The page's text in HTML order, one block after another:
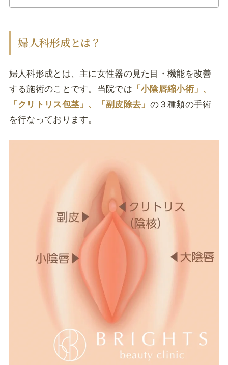
婦人科形成とは？
婦人科形成とは、主に女性器の見た目・機能を改善
する施術のことです。当院では 「小陰唇縮小術」、
「クリトリス包茎」、「副皮除去」 の３種類の手術
を行なっております。